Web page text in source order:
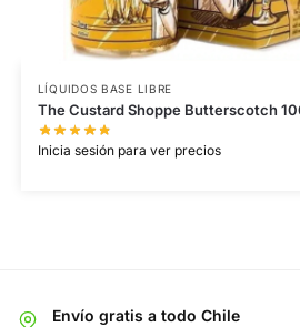
LÍQUIDOS BASE LIBRE
The Custard Shoppe Butterscotch
Inicia sesión para ver precios
Envío gratis a todo Chile